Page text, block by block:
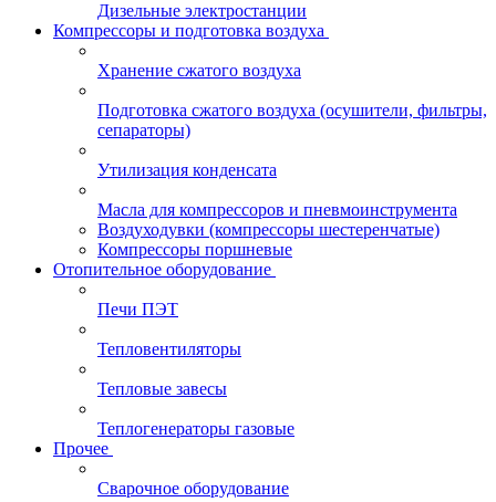
Дизельные электростанции
Компрессоры и подготовка воздуха
Хранение сжатого воздуха
Подготовка сжатого воздуха (осушители, фильтры,
сепараторы)
Утилизация конденсата
Масла для компрессоров и пневмоинструмента
Воздуходувки (компрессоры шестеренчатые)
Компрессоры поршневые
Отопительное оборудование
Печи ПЭТ
Тепловентиляторы
Тепловые завесы
Теплогенераторы газовые
Прочее
Сварочное оборудование